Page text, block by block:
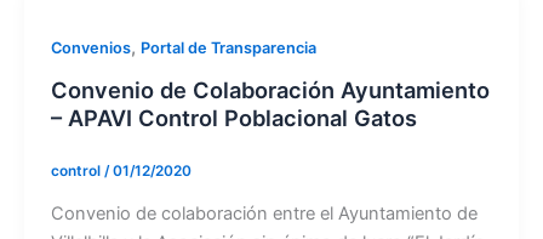
Convenios, Portal de Transparencia
Convenio de Colaboración Ayuntamiento
– APAVI Control Poblacional Gatos
control /01/12/2020
Convenio de colaboración entre el Ayuntamiento de